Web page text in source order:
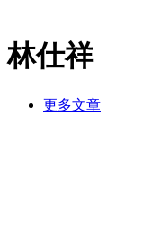
林仕祥
更多文章